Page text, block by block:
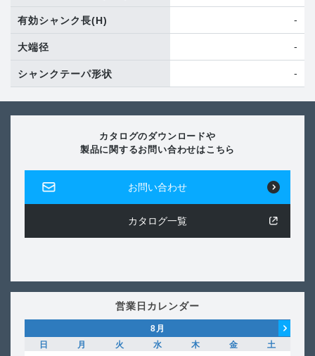
有効シャンク長(H) -
大端径 -
シャンクテーパ形状 -
カタログのダウンロードや
製品に関するお問い合わせはこちら
お問い合わせ
カタログ一覧
営業日カレンダー
8 月
日
月 火 水 木 金
土